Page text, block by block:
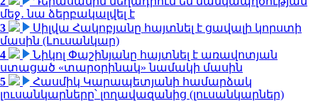
մեջ․ նա ձերբակալվել է
3
Սիլվա Հակոբյանը հայտնել է ցավալի կորստի
մասին (Լուսանկար)
4
Նիկոլ Փաշինյանը հայտնել է առավոտյան
ստացած «տարօրինակ» նամակի մասին
5
Հասմիկ Կարապետյանի համարձակ
լուսանկարները՝ լողավազանից (լուսանկարներ)